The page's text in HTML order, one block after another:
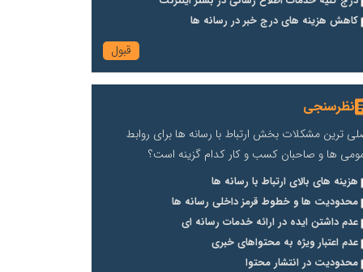
کاهش هزینه های درج خبر در رسانه ها
نظرسنجی
ترین مشکلات بخش ارتباط با رسانه ها برای روابط
ها و صاحبان کسب و کار کدام گزینه است؟
هزینه های بالای ارتباط با رسانه ها
محدودیت ها و خطوط قرمز داخلی رسانه ها
عدم داشتن ایده در ارائه خدمات رسانه ای
عدم اعتبار ویژه به محتواهای خبری
محدودیت در انتشار محتوا